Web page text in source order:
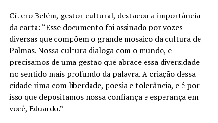
Cícero Belém, gestor cultural, destacou a importância
da carta: “Esse documento foi assinado por vozes
diversas que compõem o grande mosaico da cultura de
Palmas. Nossa cultura dialoga com o mundo, e
precisamos de uma gestão que abrace essa diversidade
no sentido mais profundo da palavra. A criação dessa
cidade rima com liberdade, poesia e tolerância, e é por
isso que depositamos nossa confiança e esperança em
você, Eduardo.”